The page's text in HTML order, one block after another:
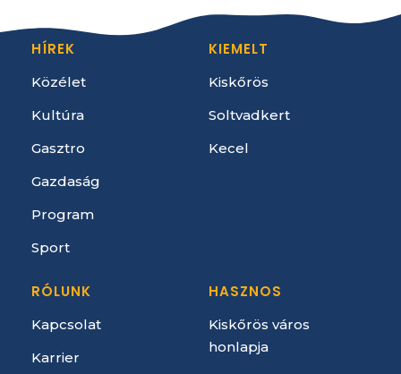
HÍREK
Közélet
Kultúra
Gasztro
Gazdaság
Program
Sport
KIEMELT
Kiskőrös
Soltvadkert
Kecel
RÓLUNK
Kapcsolat
Karrier
HASZNOS
Kiskőrös város
honlapja